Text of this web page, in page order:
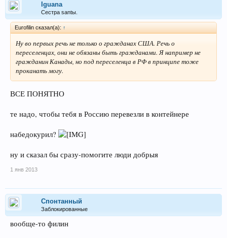
Iguana
Сестра santы.
Eurofilin сказал(а): ↑
Ну во первых речь не только о гражданах США. Речь о
переселенцах, они не обязаны быть гражданами. Я например не
гражданин Канады, но под переселенца в РФ в принципе тоже
проканать могу.
ВСЕ ПОНЯТНО
те надо, чтобы тебя в Россию перевезли в контейнере
набедокурил?
ну и сказал бы сразу-помогите люди добрыя
1 янв 2013
Спонтанный
Заблокированные
вообще-то филин